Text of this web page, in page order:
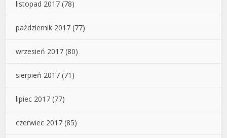
listopad 2017 (78)
październik 2017 (77)
wrzesień 2017 (80)
sierpień 2017 (71)
lipiec 2017 (77)
czerwiec 2017 (85)